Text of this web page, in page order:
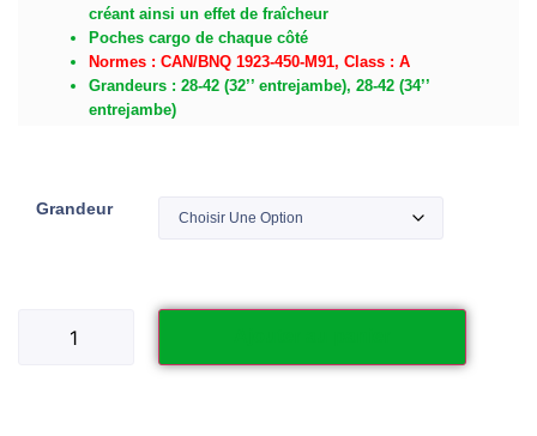
créant ainsi un effet de fraîcheur
Poches cargo de chaque côté
Normes : CAN/BNQ 1923-450-M91, Class : A
Grandeurs : 28-42 (32’’ entrejambe), 28-42 (34’’
entrejambe)
Grandeur